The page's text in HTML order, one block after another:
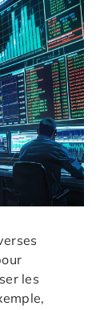
les